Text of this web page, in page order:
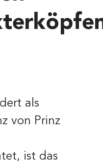
als
von Prinz
ist das